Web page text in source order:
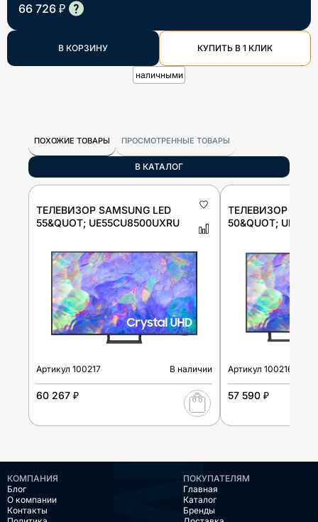
66 726 ₽
В КОРЗИНУ КУПИТЬ В 1 КЛИК
наличными
ПОХОЖИЕ ТОВАРЫ ПРОСМОТРЕННЫЕ ТОВАРЫ
В КАТАЛОГ
ТЕЛЕВИЗОР SAMSUNG LED
55&QUOT; UE55CU8500UXRU
Артикул 100217 В наличии
60 267 ₽
ТЕЛЕВИЗОР
50&QUOT;
Артикул 100216
57 590 ₽
КОМПАНИЯ
Блог
О компании
Контакты
ПОКУПАТЕЛЯМ
Главная
Каталог
Бренды